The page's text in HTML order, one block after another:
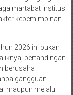
martabat institusi
kepemimpinan
2026 ini bukan
pertandingan
berusaha
gangguan
maupun melalui